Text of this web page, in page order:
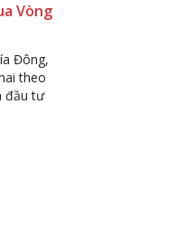
Vòng
Đông,
theo
đầu tư